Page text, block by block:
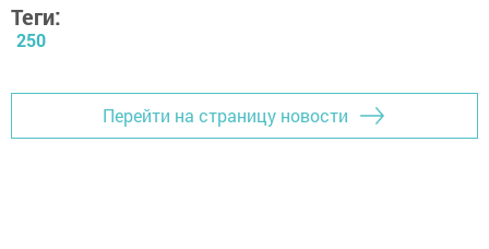
Теги:
250
Перейти на страницу новости